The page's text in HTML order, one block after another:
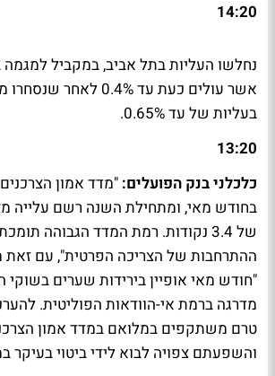
14:20
נחלשו העליות בתל אביב, במקביל למגמה
אשר עולים כעת עד 0.4%
בעליות של עד 0.65%.
13:20
כלכלני בנק הפועלים: "מדד אמון
בחודש מאי, ומתחילת השנה רשם עלייה
של 3.4 נקודות. רמת המדד הגבוהה
ההתרחבות של הצריכה הפרטית", עם זאת
"חודש מאי אופיין בירידות שערים בשוקי
מדרגה ברמת אי-הוודאות הפוליטית.
טרם משתקפים במלואם במדד אמון
והשפעתם צפויה לבוא לידי ביטוי בעיקר